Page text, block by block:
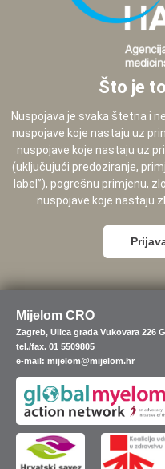
Što je
Nuspojava je svaka štetna i
nuspojave koje nastaju uz
nuspojave koje nastaju uz
(uključujući predoziranje,
label”), pogrešnu primjenu,
nuspojave koje nastaju
Mijelom CRO
Zagreb, Ulica grada Vukovara 226 G
tel./fax. 01 5509805
e-mail: mijelom@mijelom.hr